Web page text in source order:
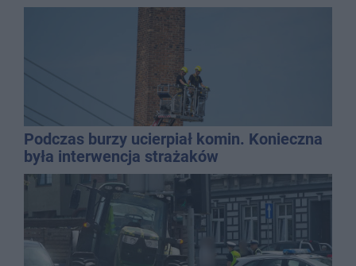
Podczas burzy ucierpiał komin. Konieczna
była interwencja strażaków